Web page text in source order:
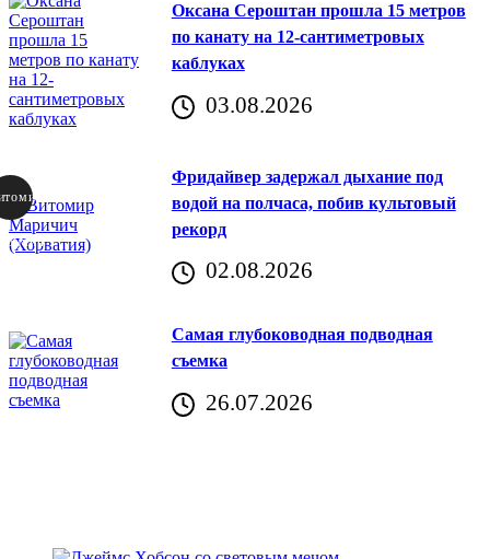
Оксана Сероштан прошла 15 метров
по канату на 12-сантиметровых
каблуках
03.08.2026
Фридайвер задержал дыхание под
водой на полчаса, побив культовый
рекорд
02.08.2026
Самая глубоководная подводная
съемка
26.07.2026